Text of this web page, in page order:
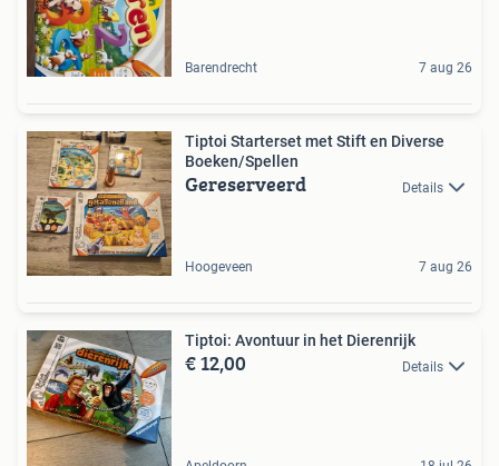
Barendrecht 7 aug 26
Tiptoi Starterset met Stift en Diverse
Boeken/Spellen
Gereserveerd Details
Hoogeveen 7 aug 26
Tiptoi: Avontuur in het Dierenrijk
€ 12,00 Details